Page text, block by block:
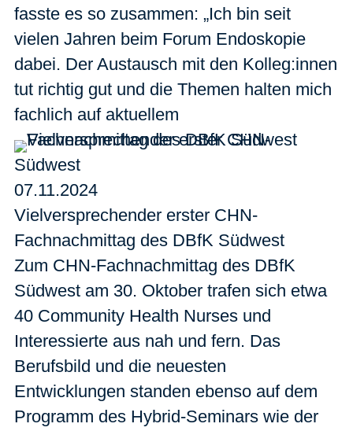
fasste es so zusammen: „Ich bin seit
vielen Jahren beim Forum Endoskopie
dabei. Der Austausch mit den Kolleg:innen
tut richtig gut und die Themen halten mich
fachlich auf aktuellem
Südwest
07.11.2024
Vielversprechender erster CHN-
Fachnachmittag des DBfK Südwest
Zum CHN-Fachnachmittag des DBfK
Südwest am 30. Oktober trafen sich etwa
40 Community Health Nurses und
Interessierte aus nah und fern. Das
Berufsbild und die neuesten
Entwicklungen standen ebenso auf dem
Programm des Hybrid-Seminars wie der